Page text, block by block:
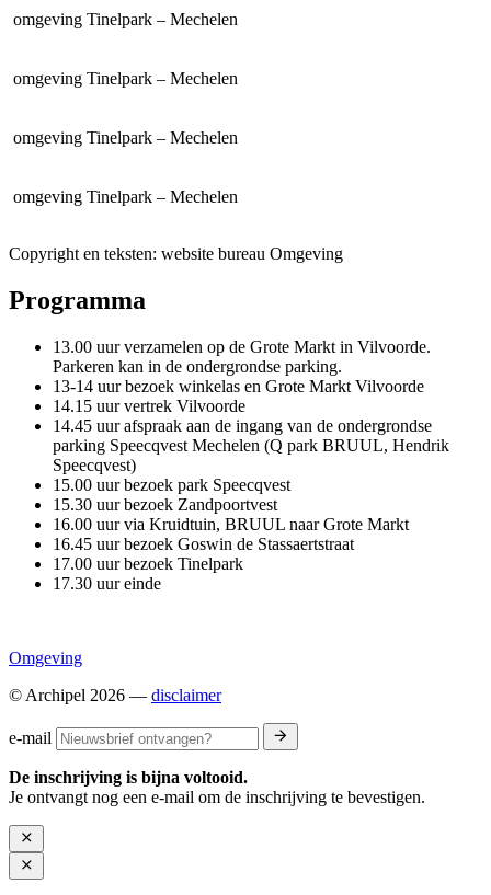
omgeving Tinelpark – Mechelen
omgeving Tinelpark – Mechelen
omgeving Tinelpark – Mechelen
omgeving Tinelpark – Mechelen
Copyright en teksten: website bureau Omgeving
Programma
13.00 uur verzamelen op de Grote Markt in Vilvoorde.
Parkeren kan in de ondergrondse parking.
13-14 uur bezoek winkelas en Grote Markt Vilvoorde
14.15 uur vertrek Vilvoorde
14.45 uur afspraak aan de ingang van de ondergrondse
parking Speecqvest Mechelen (Q park BRUUL, Hendrik
Speecqvest)
15.00 uur bezoek park Speecqvest
15.30 uur bezoek Zandpoortvest
16.00 uur via Kruidtuin, BRUUL naar Grote Markt
16.45 uur bezoek Goswin de Stassaertstraat
17.00 uur bezoek Tinelpark
17.30 uur einde
Omgeving
© Archipel 2026 — disclaimer
e-mail
De inschrijving is bijna voltooid.
Je ontvangt nog een e-mail om de inschrijving te bevestigen.